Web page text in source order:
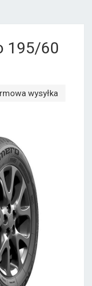
195/60
wysyłka